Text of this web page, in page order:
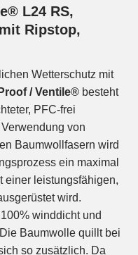
L24 RS,
Ripstop,
Wetterschutz mit
/ Ventile® besteht
PFC-frei
von
Baumwollfasern wird
ein maximal
einer leistungsfähigen,
wird.
winddicht und
Baumwolle quillt bei
so zusätzlich. Da